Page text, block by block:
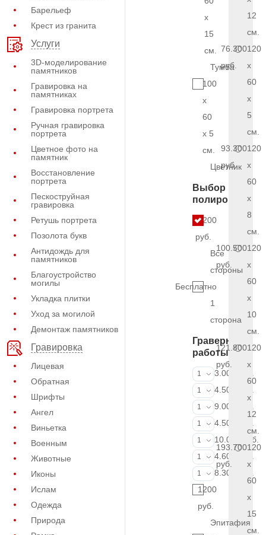
Барельеф
Крест из гранита
Услуги
3D-моделирование
памятников
Гравировка на
памятниках
Гравировка портрета
Ручная гравировка
портрета
Цветное фото на
памятник
Восстановление
портрета
Пескоструйная
гравировка
Ретушь портрета
Позолота букв
Антидождь для
памятников
Благоустройство
могилы
Укладка плитки
Уход за могилой
Демонтаж памятников
Гравировка
Лицевая
Обратная
Шрифты
Ангел
Виньетка
Военным
Животные
Иконы
Ислам
Одежда
Природа
x
15
см.
Тумба
100
x
60
x 5
см.
Цветник
Выбор
полировки
9.200
руб.
Все
стороны
Бесплатно
1
сторона
Граверные
работы
ФИО и даты
1
3.000 руб.
ФИО и даты
1
4.500 руб.
ФИО и даты
1
9.000 руб.
Портрет
1
4.500 руб.
Портрет
1
10.000 руб.
Фотокерамика
1
4.600 руб.
Фото на
1
8.300 руб.
1200
руб.
Эпитафия
12
см.
76.300
руб.
120
x
60
x
5
см.
93.300
руб.
120
x
60
x
8
см.
100.500
руб.
120
x
60
x
10
см.
121.800
руб.
120
x
60
x
12
см.
193.700
руб.
120
x
60
x
15
см.